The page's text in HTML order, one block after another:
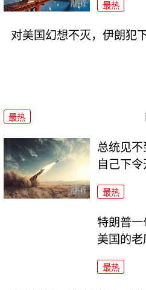
最热
对美国幻想不灭，伊朗犯
最热
总统见
自己下令
最热
特朗普一
美国的老
最热